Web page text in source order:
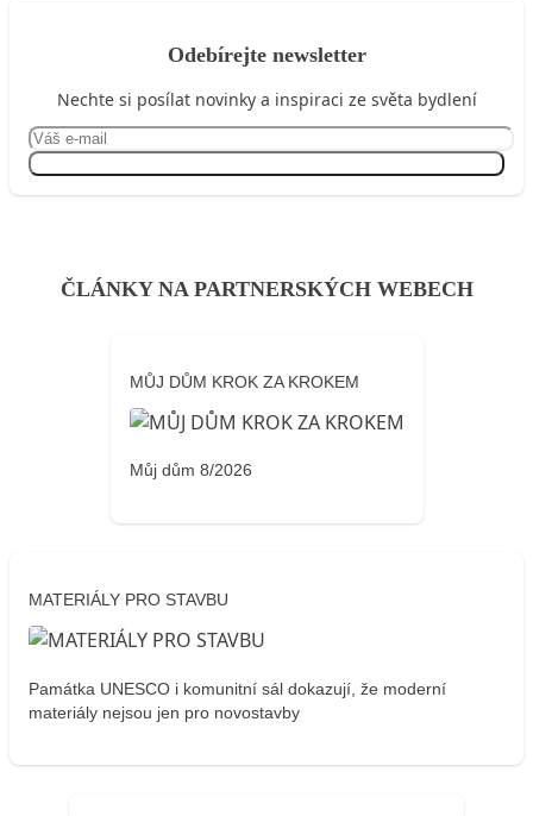
Odebírejte newsletter
Nechte si posílat novinky a inspiraci ze světa bydlení
ČLÁNKY NA PARTNERSKÝCH WEBECH
MŮJ DŮM KROK ZA KROKEM
Můj dům 8/2026
MATERIÁLY PRO STAVBU
Památka UNESCO i komunitní sál dokazují, že moderní
materiály nejsou jen pro novostavby